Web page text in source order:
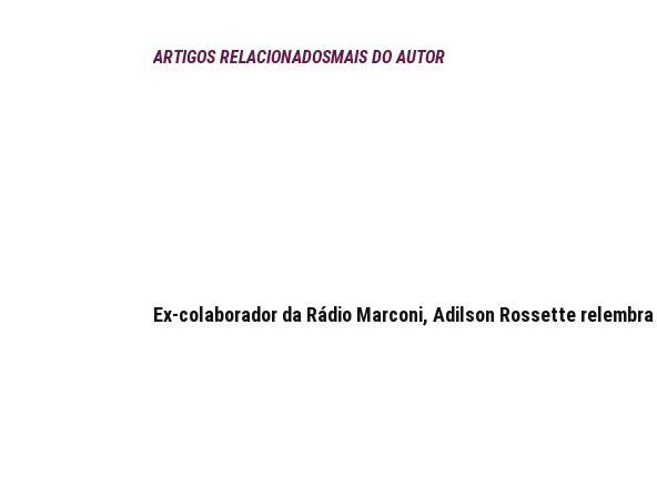
ARTIGOS RELACIONADOSMAIS DO AUTOR
Ex-colaborador da Rádio Marconi, Adilson Rossette